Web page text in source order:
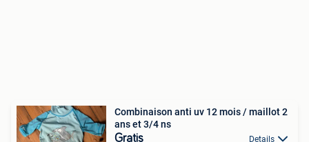
Combinaison anti uv 12 mois / maillot 2
ans et 3/4 ns
Gratis Details